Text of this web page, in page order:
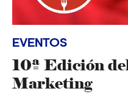
EVENTOS
10ª Edición
Marketing